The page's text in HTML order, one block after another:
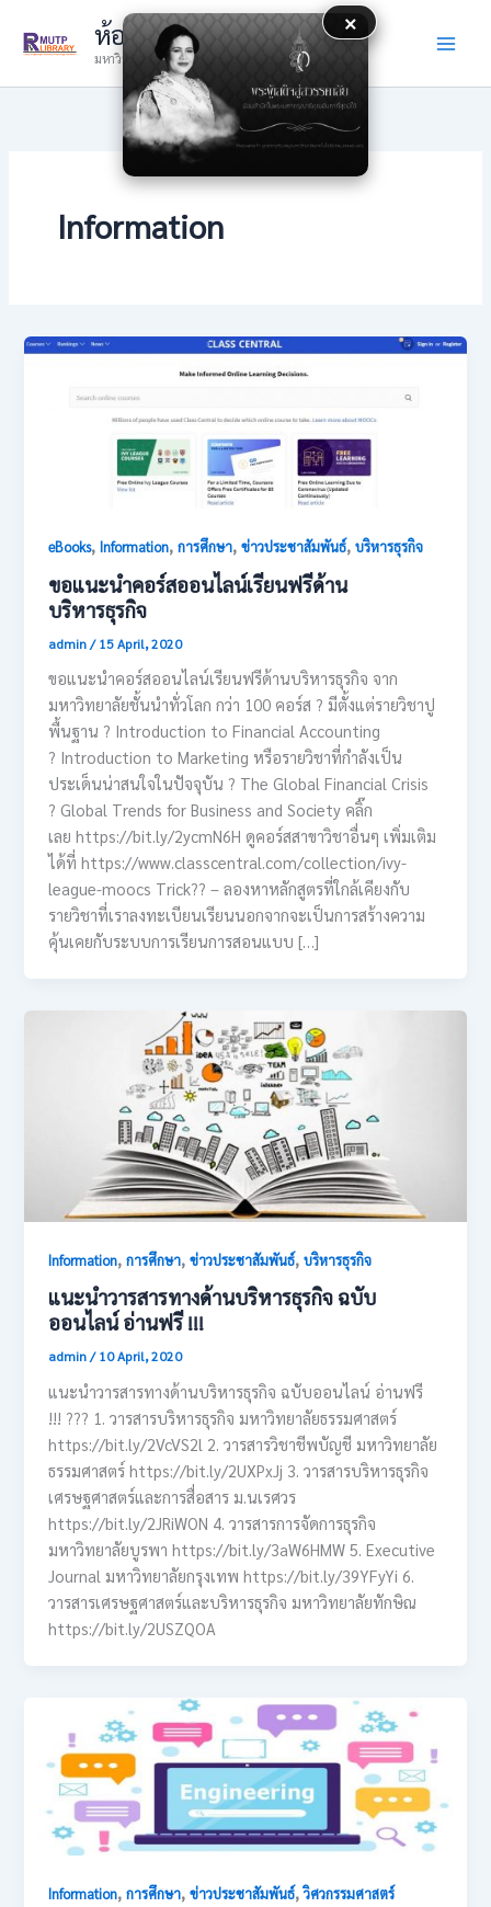
×
ห้องสมุด
มหาวิทยาลัยเทคโนโลยีราชมงคลพระนคร
Information
eBooks,Information,การศึกษา,ข่าวประชาสัมพันธ์,บริหารธุรกิจ
ขอแนะนำคอร์สออนไลน์เรียนฟรีด้าน
บริหารธุรกิจ
admin/15 April, 2020
ขอแนะนำคอร์สออนไลน์เรียนฟรีด้านบริหารธุรกิจ จาก
มหาวิทยาลัยชั้นนำทั่วโลก กว่า 100 คอร์ส ? มีตั้งแต่รายวิชาปู
พื้นฐาน ? Introduction to Financial Accounting
? Introduction to Marketing หรือรายวิชาที่กำลังเป็น
ประเด็นน่าสนใจในปัจจุบัน ? The Global Financial Crisis
? Global Trends for Business and Society คลิ๊ก
เลย https://bit.ly/2ycmN6H ดูคอร์สสาขาวิชาอื่นๆ เพิ่มเติม
ได้ที่ https://www.classcentral.com/collection/ivy-
league-moocs Trick?? – ลองหาหลักสูตรที่ใกล้เคียงกับ
รายวิชาที่เราลงทะเบียนเรียนนอกจากจะเป็นการสร้างความ
คุ้นเคยกับระบบการเรียนการสอนแบบ […]
Information,การศึกษา,ข่าวประชาสัมพันธ์,บริหารธุรกิจ
แนะนำวารสารทางด้านบริหารธุรกิจ ฉบับ
ออนไลน์ อ่านฟรี !!!
admin/10 April, 2020
แนะนำวารสารทางด้านบริหารธุรกิจ ฉบับออนไลน์ อ่านฟรี
!!! ??? 1. วารสารบริหารธุรกิจ มหาวิทยาลัยธรรมศาสตร์
https://bit.ly/2VcVS2l 2. วารสารวิชาชีพบัญชี มหาวิทยาลัย
ธรรมศาสตร์ https://bit.ly/2UXPxJj 3. วารสารบริหารธุรกิจ
เศรษฐศาสตร์และการสื่อสาร ม.นเรศวร
https://bit.ly/2JRiWON 4. วารสารการจัดการธุรกิจ
มหาวิทยาลัยบูรพา https://bit.ly/3aW6HMW 5. Executive
Journal มหาวิทยาลัยกรุงเทพ https://bit.ly/39YFyYi 6.
วารสารเศรษฐศาสตร์และบริหารธุรกิจ มหาวิทยาลัยทักษิณ
https://bit.ly/2USZQOA
Information,การศึกษา,ข่าวประชาสัมพันธ์,วิศวกรรมศาสตร์